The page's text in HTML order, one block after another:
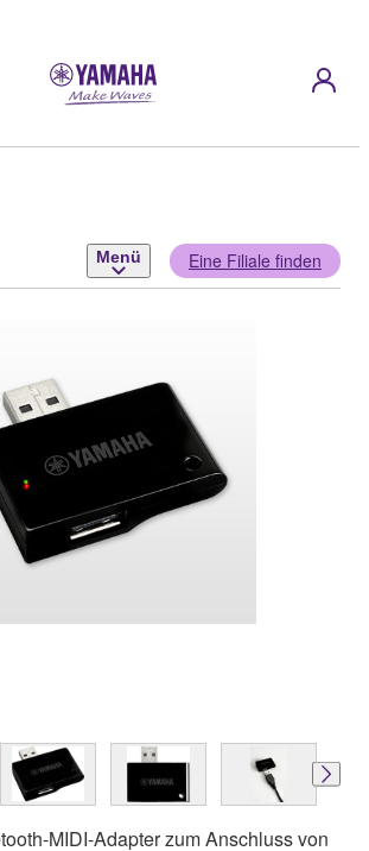
Menü Eine Filiale finden
MIDI-Adapter zum Anschluss von